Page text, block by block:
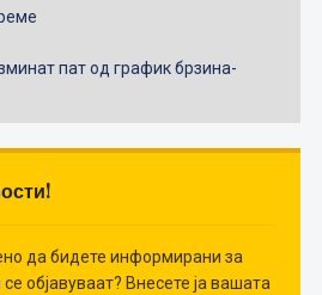
пат од график брзина-
да бидете информирани за
објавуваат? Внесете ја вашата